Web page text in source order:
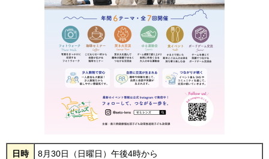
日時 8月30日（日曜日）午後4時から